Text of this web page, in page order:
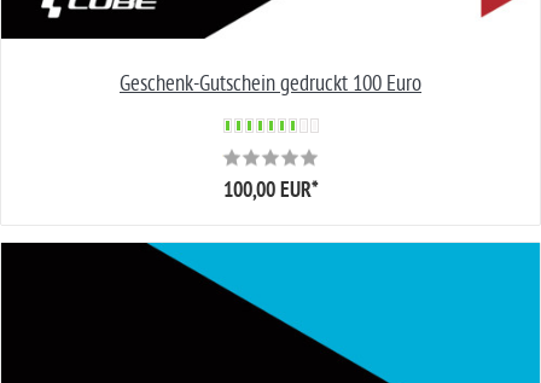
Geschenk-Gutschein gedruckt 100 Euro
100,00 EUR*